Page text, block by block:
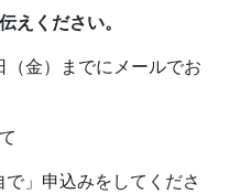
えください。
）までにメールでお
申込みをしてくださ